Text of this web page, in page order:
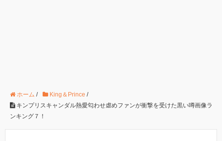
ホーム / King＆Prince /
キンプリスキャンダル熱愛匂わせ虐めファンが衝撃を受けた黒い噂画像ラ
ンキング７！